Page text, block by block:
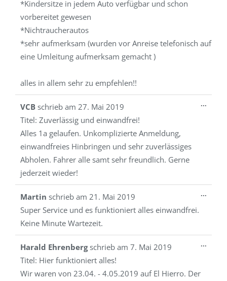
*Kindersitze in jedem Auto verfügbar und schon
vorbereitet gewesen
*Nichtraucherautos
*sehr aufmerksam (wurden vor Anreise telefonisch auf
eine Umleitung aufmerksam gemacht )
alles in allem sehr zu empfehlen!!
VCB schrieb am 27. Mai 2019
Titel: Zuverlässig und einwandfrei!
Alles 1a gelaufen. Unkomplizierte Anmeldung,
einwandfreies Hinbringen und sehr zuverlässiges
Abholen. Fahrer alle samt sehr freundlich. Gerne
jederzeit wieder!
...
Martin schrieb am 21. Mai 2019
Super Service und es funktioniert alles einwandfrei.
Keine Minute Wartezeit.
...
Harald Ehrenbergschrieb am 7. Mai 2019
Titel: Hier funktioniert alles!
Wir waren von 23.04. - 4.05.2019 auf El Hierro. Der
...